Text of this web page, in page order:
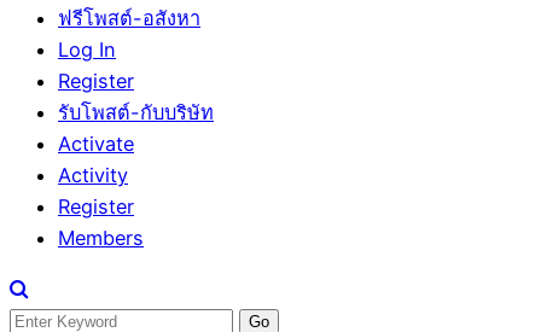
ฟรีโพสต์-อสังหา
Log In
Register
รับโพสต์-กับบริษัท
Activate
Activity
Register
Members
Search